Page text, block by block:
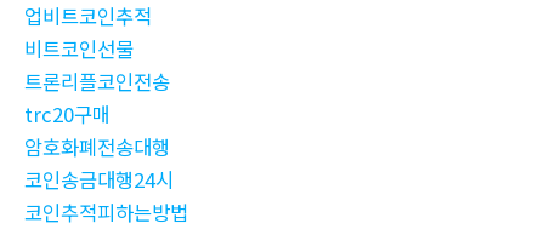
업비트코인추적
비트코인선물
트론리플코인전송
trc20구매
암호화폐전송대행
코인송금대행24시
코인추적피하는방법